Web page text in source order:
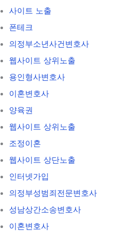
사이트 노출
폰테크
의정부소년사건변호사
웹사이트 상위노출
용인형사변호사
이혼변호사
양육권
웹사이트 상위노출
조정이혼
웹사이트 상단노출
인터넷가입
의정부성범죄전문변호사
성남상간소송변호사
이혼변호사